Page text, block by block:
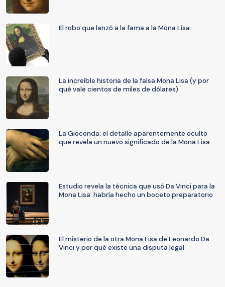
El robo que lanzó a la fama a la Mona Lisa
La increíble historia de la falsa Mona Lisa (y por
qué vale cientos de miles de dólares)
La Gioconda: el detalle aparentemente oculto
que revela un nuevo significado de la Mona Lisa
Estudio revela la técnica que usó Da Vinci para la
Mona Lisa: habría hecho un boceto preparatorio
El misterio de la otra Mona Lisa de Leonardo Da
Vinci y por qué existe una disputa legal